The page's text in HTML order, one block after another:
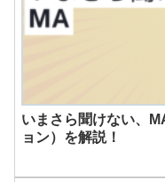
いまさら聞けない、
ョン）を解説！